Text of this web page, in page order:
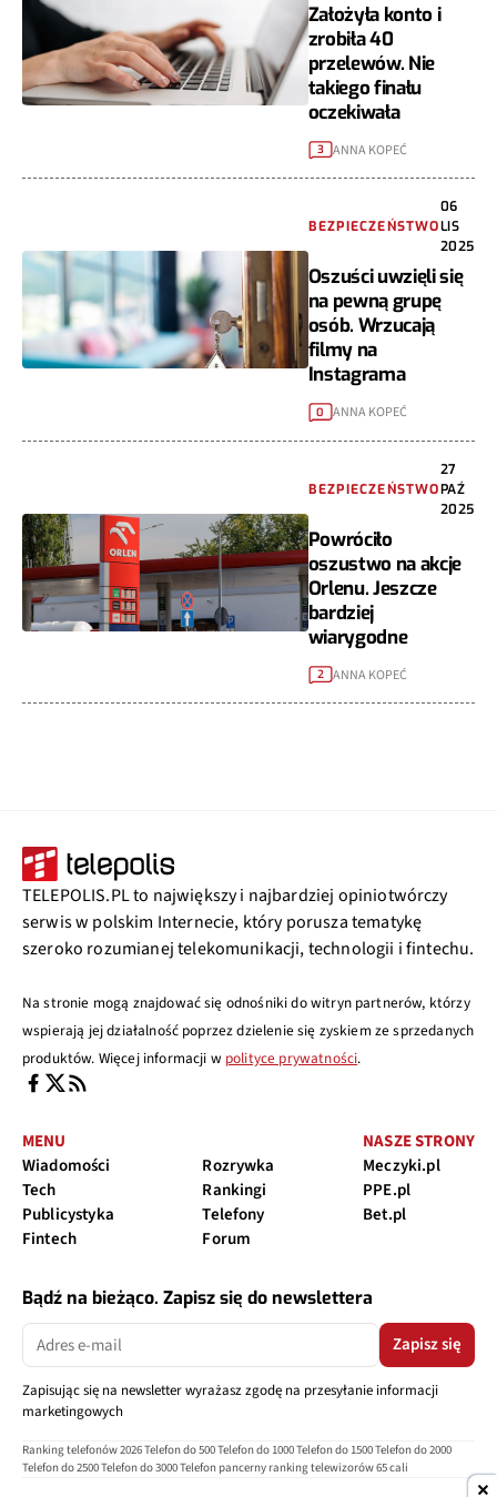
Założyła konto i
zrobiła 40
przelewów. Nie
takiego finału
oczekiwała
3 ANNA KOPEĆ
BEZPIECZEŃSTWO
06
LIS
2025
Oszuści uwzięli się
na pewną grupę
osób. Wrzucają
filmy na
Instagrama
0 ANNA KOPEĆ
BEZPIECZEŃSTWO
27
PAŹ
2025
Powróciło
oszustwo na akcje
Orlenu. Jeszcze
bardziej
wiarygodne
2 ANNA KOPEĆ
TELEPOLIS.PL to największy i najbardziej opiniotwórczy
serwis w polskim Internecie, który porusza tematykę
szeroko rozumianej telekomunikacji, technologii i fintechu.
Na stronie mogą znajdować się odnośniki do witryn partnerów, którzy
wspierają jej działalność poprzez dzielenie się zyskiem ze sprzedanych
produktów. Więcej informacji w polityce prywatności.
MENU
Wiadomości
Tech
Publicystyka
Fintech
Rozrywka
Rankingi
Telefony
Forum
NASZE STRONY
Meczyki.pl
PPE.pl
Bet.pl
Bądź na bieżąco. Zapisz się do newslettera
Zapisz się
Zapisując się na newsletter wyrażasz zgodę na przesyłanie informacji
marketingowych
Ranking telefonów 2026Telefon do 500Telefon do 1000Telefon do 1500Telefon do 2000
Telefon do 2500Telefon do 3000Telefon pancerny ranking telewizorów 65 cali